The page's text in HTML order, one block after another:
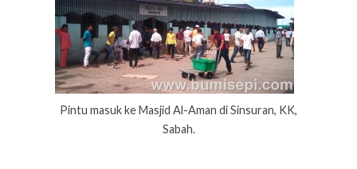
Pintu masuk ke Masjid Al-Aman di Sinsuran, KK,
Sabah.